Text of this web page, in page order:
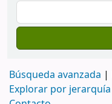
Búsqueda avanzada
Explorar por jerarquía